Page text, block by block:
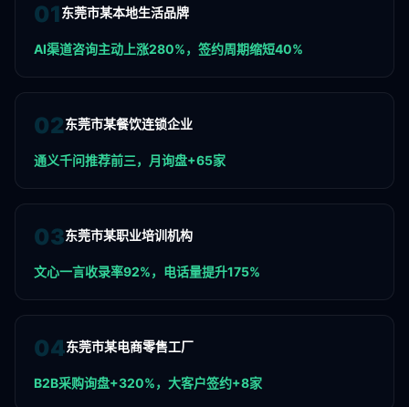
01东莞市某本地生活品牌
AI渠道咨询主动上涨280%，签约周期缩短40%
02东莞市某餐饮连锁企业
通义千问推荐前三，月询盘+65家
03东莞市某职业培训机构
文心一言收录率92%，电话量提升175%
04东莞市某电商零售工厂
B2B采购询盘+320%，大客户签约+8家